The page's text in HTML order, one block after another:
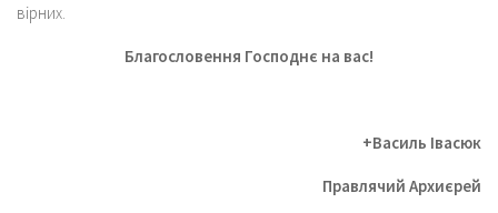
вірних.
Благословення Господнє на вас!
+Василь Івасюк
Правлячий Архиєрей